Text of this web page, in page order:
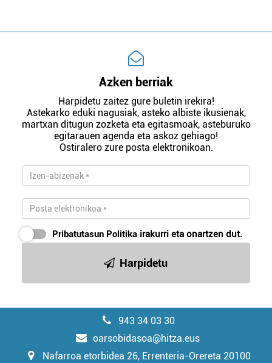
Azken berriak
Harpidetu zaitez gure buletin irekira!
Astekarko eduki nagusiak, asteko albiste ikusienak,
martxan ditugun zozketa eta egitasmoak, asteburuko
egitarauen agenda eta askoz gehiago!
Ostiralero zure posta elektronikoan.
Pribatutasun Politika irakurri eta onartzen dut.
Harpidetu
943 34 03 30
oarsobidasoa@hitza.eus
Nafarroa etorbidea 26, Errenteria-Orereta 20100